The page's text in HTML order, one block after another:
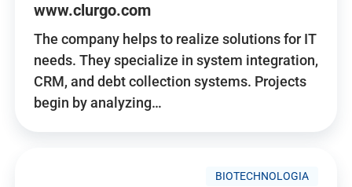
www.clurgo.com
The company helps to realize solutions for IT
needs. They specialize in system integration,
CRM, and debt collection systems. Projects
begin by analyzing…
BIOTECHNOLOGIA